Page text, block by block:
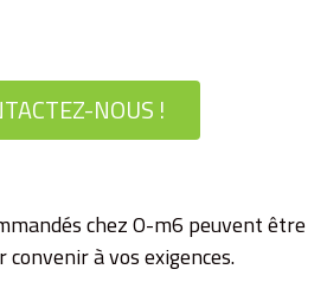
NOUS !
chez O-m6 peuvent être
convenir à vos exigences.